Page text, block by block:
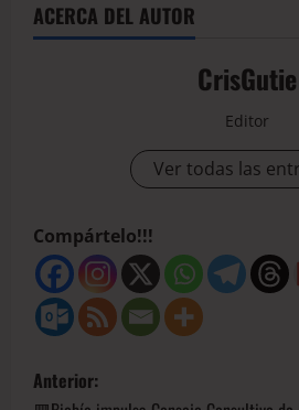
ACERCA DEL AUTOR
CrisGutie
Editor
Ver todas las
Compártelo!!!
Anterior: